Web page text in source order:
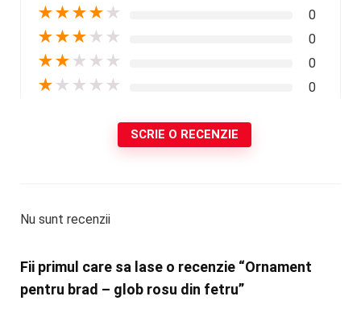
★★★★ ★ 0
★★★ ★ ★ 0
★★ ★ ★ ★ 0
★ ★ ★ ★ ★ 0
SCRIE O RECENZIE
Nu sunt recenzii
Fii primul care sa lase o recenzie “Ornament
pentru brad – glob rosu din fetru”